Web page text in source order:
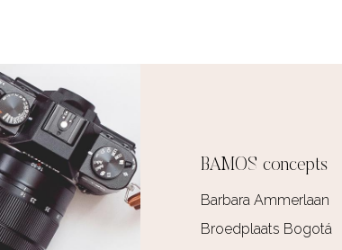
BAMOS concepts
Barbara Ammerlaan
Broedplaats Bogotá